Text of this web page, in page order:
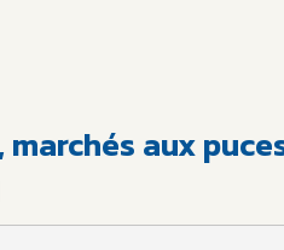
marchés aux